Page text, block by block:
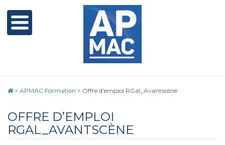
> APMAC Formation > Offre d’emploi RGal_Avantscène
OFFRE D’EMPLOI
RGAL_AVANTSCÈNE